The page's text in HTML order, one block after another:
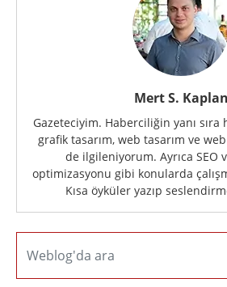
Mert S. Kaplan
Gazeteciyim. Haberciliğin yanı sıra
grafik tasarım, web tasarım ve
de ilgileniyorum. Ayrıca SEO
optimizasyonu gibi konularda
Kısa öyküler yazıp
Weblog'da ara